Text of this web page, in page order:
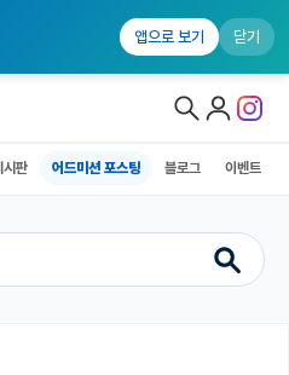
앱으로 보기 닫기
시판 어드미션 포스팅 블로그 이벤트
어드미션 포스팅 블로그